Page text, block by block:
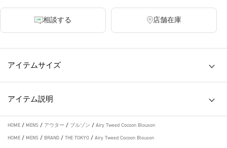
相談する 店舗在庫
アイテムサイズ
アイテム説明
HOME / MENS / アウター / ブルゾン / Airy Tweed Cocoon Blouson
HOME / MENS / BRAND / THE TOKYO / Airy Tweed Cocoon Blouson